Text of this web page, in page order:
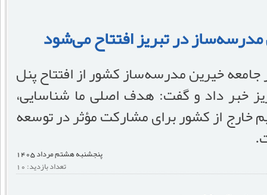
در تبریز افتتاح می‌شود
خیرین مدرسه‌ساز کشور از افتتاح پنل
خبر داد و گفت: هدف اصلی ما شناسایی،
خارج از کشور برای مشارکت مؤثر در توسعه
پنجشنبه هشتم مرداد 1405
تعداد بازدید: 10